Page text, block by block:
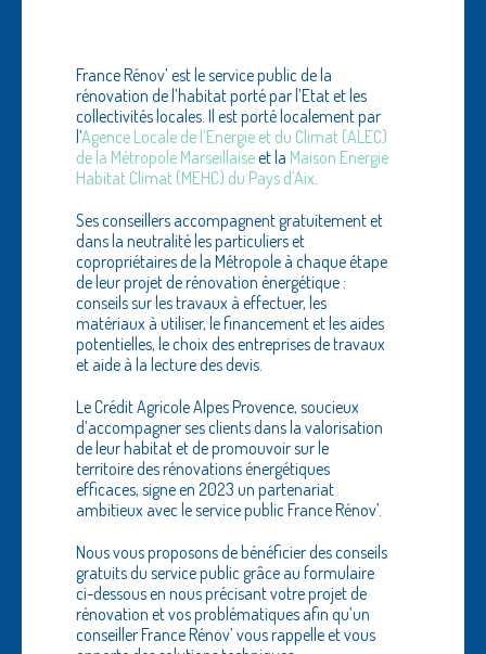
France Rénov’ est le service public de la
rénovation de l’habitat porté par l’Etat et les
collectivités locales. Il est porté localement par
l’Agence Locale de l’Energie et du Climat (ALEC)
de la Métropole Marseillaiseet la Maison Energie
Habitat Climat (MEHC) du Pays d’Aix.
Ses conseillers accompagnent gratuitement et
dans la neutralité les particuliers et
copropriétaires de la Métropole à chaque étape
de leur projet de rénovation énergétique :
conseils sur les travaux à effectuer, les
matériaux à utiliser, le financement et les aides
potentielles, le choix des entreprises de travaux
et aide à la lecture des devis.
Le Crédit Agricole Alpes Provence, soucieux
d’accompagner ses clients dans la valorisation
de leur habitat et de promouvoir sur le
territoire des rénovations énergétiques
efficaces, signe en 2023 un partenariat
ambitieux avec le service public France Rénov’.
Nous vous proposons de bénéficier des conseils
gratuits du service public grâce au formulaire
ci-dessous en nous précisant votre projet de
rénovation et vos problématiques afin qu’un
conseiller France Rénov’ vous rappelle et vous